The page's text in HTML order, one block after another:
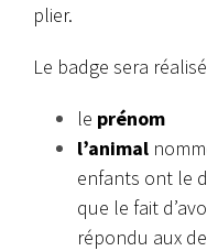
plier.
Le badge sera
le prénom
l’animal
enfants ont le
que le fait
répondu aux